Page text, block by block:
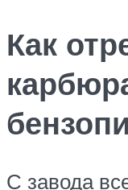
Как
С завода